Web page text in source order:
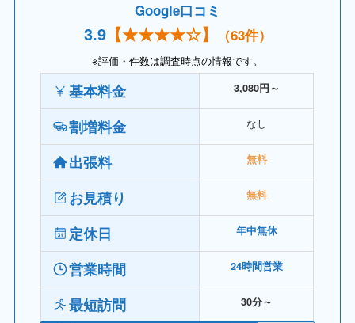
Google口コミ
3.9【★★★★☆】 （63件）
※評価・件数は調査時点の情報です。
基本料金 3,080円～
割増料金 なし
出張料 無料
お見積り 無料
定休日 年中無休
営業時間 24時間営業
最短訪問 30分～